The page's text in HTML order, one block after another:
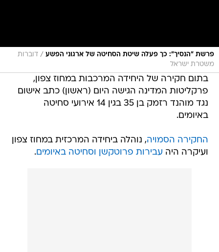
פרשת "הנסיך": כך פעלה שיטת הסחיטה של ארגוני הפשע / דוברות
משטרת ישראל
בתום חקירה של היחידה המרכבות במחוז צפון,
פרקליטות המדינה הגישה היום (ראשון) כתב אישום
נגד מוהנד רזמק בן 35 בגין 14 אירועי סחיטה
באיומים.
החקירה הסמויה, נוהלה ביחידה המרכזית במחוז צפון
ועיקרה היה עבירות פרוטקשן וסחיטה באיומים.